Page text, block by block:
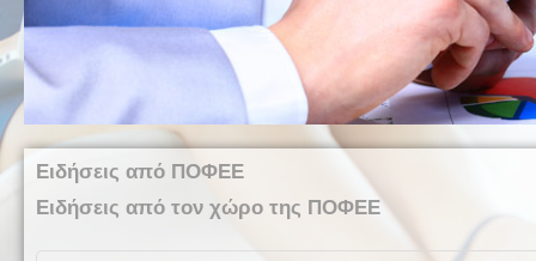
Ειδήσεις από ΠΟΦΕΕ
Ειδήσεις από τον χώρο της ΠΟΦΕΕ